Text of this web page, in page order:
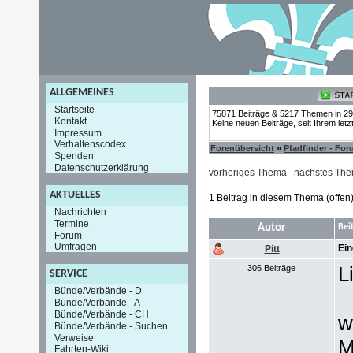
ALLGEMEINES
Startseite
Kontakt
Impressum
Verhaltenscodex
Spenden
Datenschutzerklärung
AKTUELLES
Nachrichten
Termine
Forum
Umfragen
SERVICE
Bünde/Verbände - D
Bünde/Verbände - A
Bünde/Verbände - CH
Bünde/Verbände - Suchen
Verweise
Fahrten-Wiki
75871 Beiträge & 5217 Themen in
Keine neuen Beiträge, seit Ihrem
Forenübersicht » Pfadfinder -
vorheriges Thema nächstes
1 Beitrag in diesem Thema (offen)
Autor
Pitt
306 Beiträge